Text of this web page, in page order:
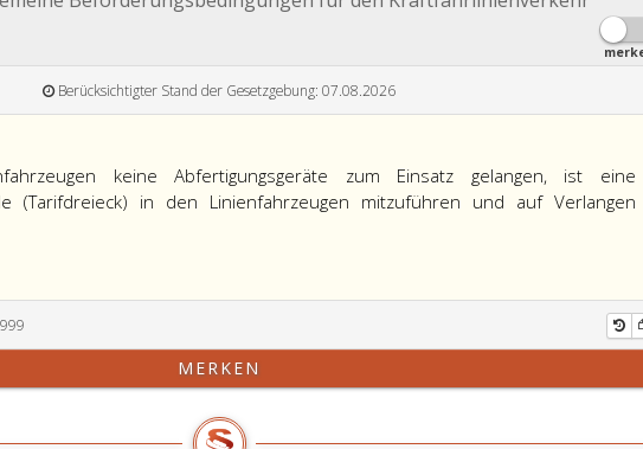
Berücksichtigter Stand der Gesetzgebung: 07.08.2026
keine Abfertigungsgeräte zum Einsatz gelangen, ist eine
(Tarifdreieck) in den Linienfahrzeugen mitzuführen und auf Verlangen
MERKEN